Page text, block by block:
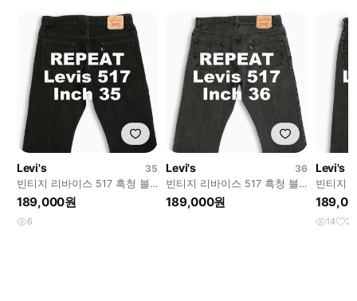
Levi's
35
빈티지 리바이스 517 흑청 블
랙진 35 인치 LV51736204
189,000원
6
Levi's
36
빈티지 리바이스 517 흑청 블
랙진 36 인치 LV51736202
189,000원
Levi's
빈티지
랙진 33
14 2